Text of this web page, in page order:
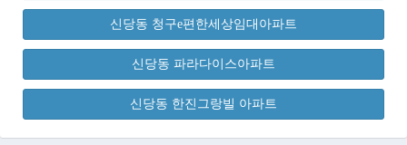
신당동 청구e편한세상임대아파트
신당동 파라다이스아파트
신당동 한진그랑빌 아파트